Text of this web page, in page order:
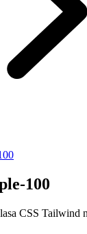
100
CSS Tailwind